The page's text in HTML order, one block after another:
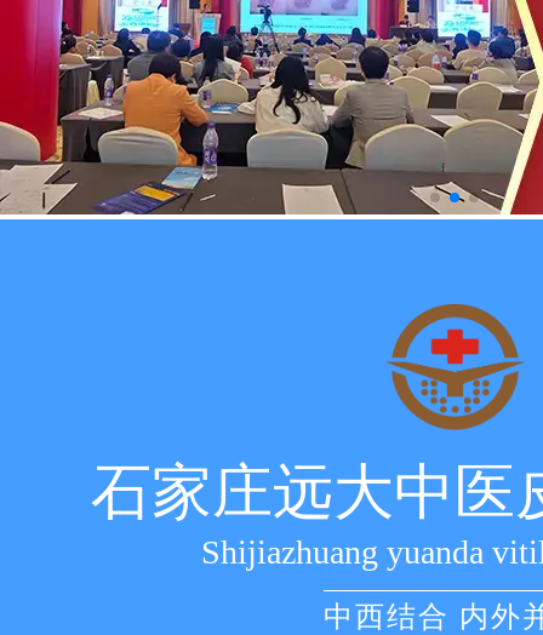
石家庄远大中医
Shijiazhuang yuanda
中西结合 内外